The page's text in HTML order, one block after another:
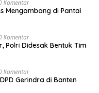
Komentar
Mengambang di Pantai
Komentar
Polri Didesak Bentuk Tim
Komentar
Gerindra di Banten